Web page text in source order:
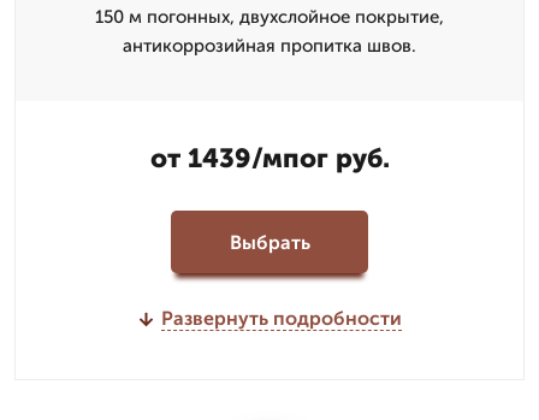
150 м погонных, двухслойное покрытие,
антикоррозийная пропитка швов.
от 1439/мпог руб.
Выбрать
Развернуть подробности